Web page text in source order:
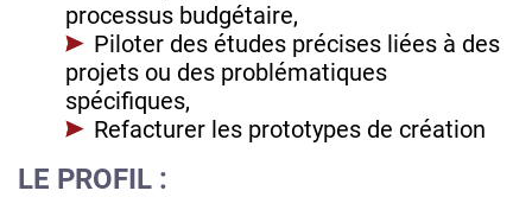
processus budgétaire,
Piloter des études précises liées à des
projets ou des problématiques
spécifiques,
Refacturer les prototypes de création
LE PROFIL :